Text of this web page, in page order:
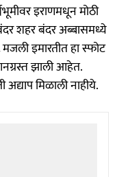
इराणमधून मोठी
शहर बंदर अब्बासमध्ये
इमारतीत हा स्फोट
झाली आहेत.
मिळाली नाहीये.